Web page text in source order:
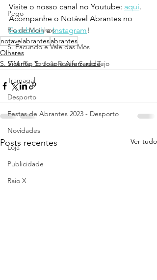
Pego
Rio de Moinhos
S. Facundo e Vale das Mós
S.M. Rio Torto e Rossio S. do Tejo
Tramagal
Desporto
Festas de Abrantes 2023 - Desporto
Novidades
Loja
Publicidade
Raio X
Visite o nosso canal no Youtube: aqui.
Acompanhe o Notável Abrantes no
Facebook e Instagram!
notavelabrantesabrantes
Olhares
S. Vicente, S. João e Alferrarede
Posts recentes Ver tudo